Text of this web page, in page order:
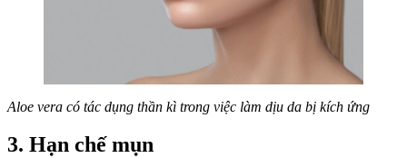
Aloe vera có tác dụng thần kì trong việc làm dịu da bị kích ứng
3. Hạn chế mụn